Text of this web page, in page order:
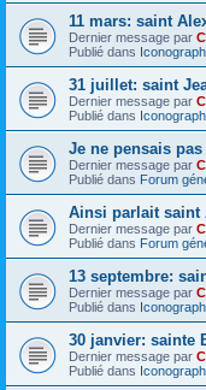
11 mars: saint
Dernier message par
Publié dans
31 juillet: saint
Dernier message par
Publié dans
Je ne pensais
Dernier message par
Publié dans Forum
Ainsi parlait saint
Dernier message par
Publié dans Forum
13 septembre:
Dernier message par
Publié dans
30 janvier: sainte
Dernier message par
Publié dans